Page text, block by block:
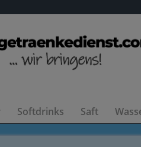
Softdrinks Saft